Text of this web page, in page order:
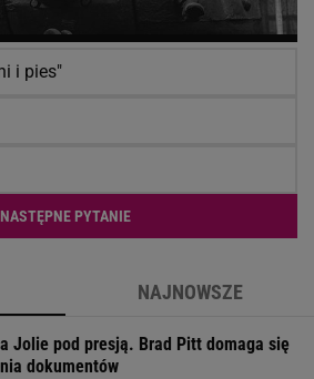
i pies"
NASTĘPNE PYTANIE
NAJNOWSZE
Jolie pod presją. Brad Pitt domaga się
dokumentów